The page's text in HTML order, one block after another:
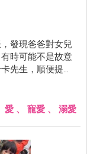
發現爸爸對女兒
時可能不是故意
先生，順便提醒
愛 、 寵愛 、 溺愛